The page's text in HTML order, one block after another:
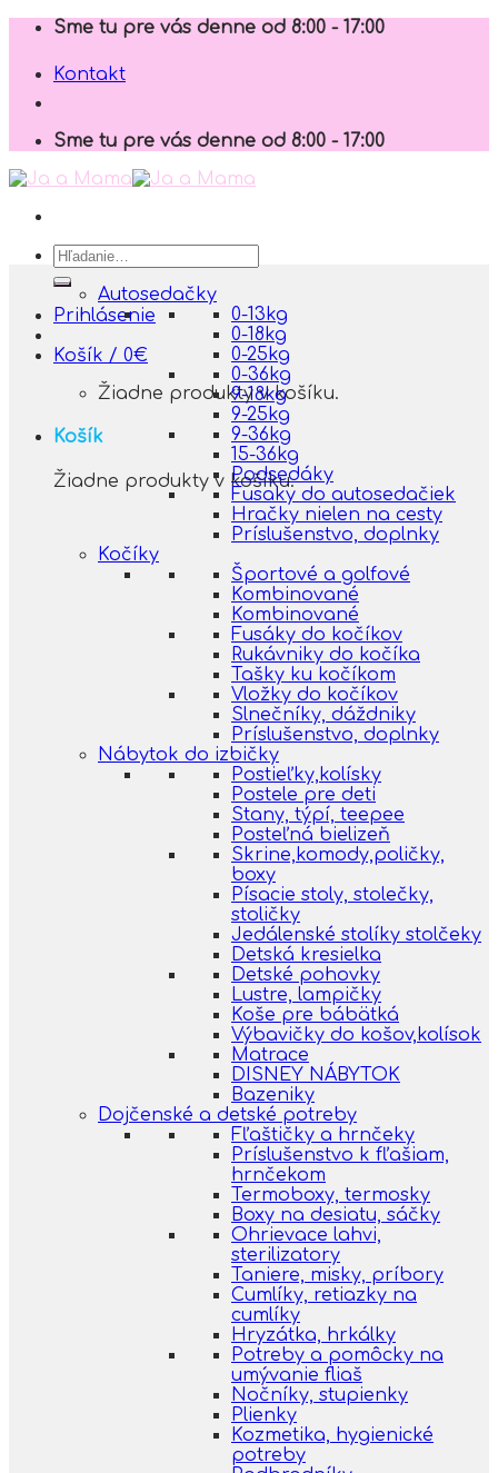
Skip
content
Sme tu pre vás denne od 8:00 - 17:00
Kontakt
Sme tu pre vás denne od 8:00 - 17:00
Hľadať:
Prihlásenie
Košík / 0€
Žiadne produkty v košíku.
Košík
Žiadne produkty v košíku.
Autosedačky
0-13kg
0-18kg
0-25kg
0-36kg
9-18kg
9-25kg
9-36kg
15-36kg
Podsedáky
Fusaky do autosedačiek
Hračky nielen na cesty
Príslušenstvo, doplnky
Kočíky
Športové a golfové
Kombinované
Kombinované
Fusáky do kočíkov
Rukávniky do kočíka
Tašky ku kočíkom
Vložky do kočíkov
Slnečníky, dáždniky
Príslušenstvo, doplnky
Nábytok do izbičky
Postieľky,kolísky
Postele pre deti
Stany, týpí, teepee
Posteľná bielizeň
Skrine,komody,poličky,
boxy
Písacie stoly, stolečky,
stoličky
Jedálenské stolíky stolčeky
Detská kresielka
Detské pohovky
Lustre, lampičky
Koše pre bábätká
Výbavičky do košov,kolísok
Matrace
DISNEY NÁBYTOK
Bazeniky
Dojčenské a detské potreby
Fľaštičky a hrnčeky
Príslušenstvo k fľašiam,
hrnčekom
Termoboxy, termosky
Boxy na desiatu, sáčky
Ohrievace lahvi,
sterilizatory
Taniere, misky, príbory
Cumlíky, retiazky na
cumlíky
Hryzátka, hrkálky
Potreby a pomôcky na
umývanie fliaš
Nočníky, stupienky
Plienky
Kozmetika, hygienické
potreby